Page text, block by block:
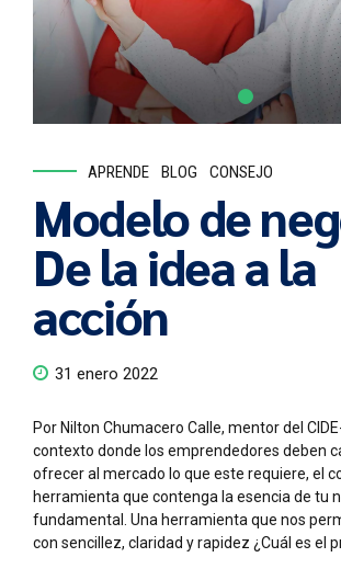
APRENDE BLOG CONSEJO
Modelo de
De la idea a la
acción
31 enero 2022
Por Nilton Chumacero Calle, mentor del
contexto donde los emprendedores deben
ofrecer al mercado lo que este requiere, el
herramienta que contenga la esencia de tu
fundamental. Una herramienta que nos
con sencillez, claridad y rapidez ¿Cuál es el